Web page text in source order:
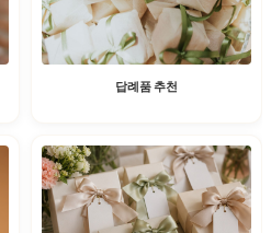
답례품 추천